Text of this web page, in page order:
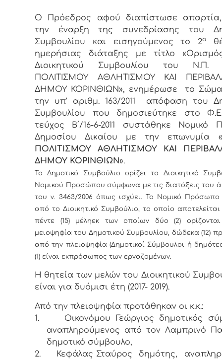
Ο Πρόεδρος αφού διαπίστωσε
την έναρξη της συνεδρίασης του
Συμβουλίου και εισηγούμενος το 2ο
ημερήσιας διάταξης με τίτλο
Διοικητικού Συμβουλίου του Ν.Π.
ΠΟΛΙΤΙΣΜΟΥ ΑΘΛΗΤΙΣΜΟΥ ΚΑΙ
ΔΗΜΟΥ ΚΟΡΙΝΘΙΩΝ», ενημέρωσε το
την υπ’ αριθμ. 163/2011 απόφαση του
Συμβουλίου που δημοσιεύτηκε στο
τεύχος Β΄/16-6-2011 συστάθηκε Νομικό
Δημοσίου Δικαίου με την επωνυμία «
ΠΟΛΙΤΙΣΜΟΥ ΑΘΛΗΤΙΣΜΟΥ ΚΑΙ
ΔΗΜΟΥ ΚΟΡΙΝΘΙΩΝ».
Το Δημοτικό Συμβούλιο ορίζει το Διοικητικό
Νομικού Προσώπου σύμφωνα με τις διατάξεις του
του ν. 3463/2006 όπως ισχύει. Το Νομικό Πρόσωπο
από το Διοικητικό Συμβούλιο, το οποίο
πέντε (15) μέληεκ των οποίων δύο (2)
μειοψηφία του Δημοτικού Συμβουλίου, δώδεκα (12)
από την πλειοψηφία (Δημοτικοί Σύμβουλοι ή
(1) είναι εκπρόσωπος των εργαζομένων.
Η θητεία των μελών του Διοικητικού
είναι για δυόμισι έτη (2017- 2019).
Από την πλειοψηφία προτάθηκαν οι κ.κ.:
1.
Οικονόμου Γεώργιος δημοτικός
αναπληρούμενος από τον Λαμπρινό
δημοτικό σύμβουλο,
2.
Κεφάλας Σταύρος δημότης,